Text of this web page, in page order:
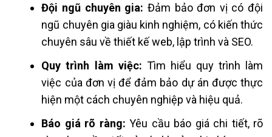
Đội ngũ chuyên gia: Đảm bảo đơn vị có đội
ngũ chuyên gia giàu kinh nghiệm, có kiến thức
chuyên sâu về thiết kế web, lập trình và SEO.
Quy trình làm việc: Tìm hiểu quy trình làm
việc của đơn vị để đảm bảo dự án được thực
hiện một cách chuyên nghiệp và hiệu quả.
Báo giá rõ ràng: Yêu cầu báo giá chi tiết, rõ